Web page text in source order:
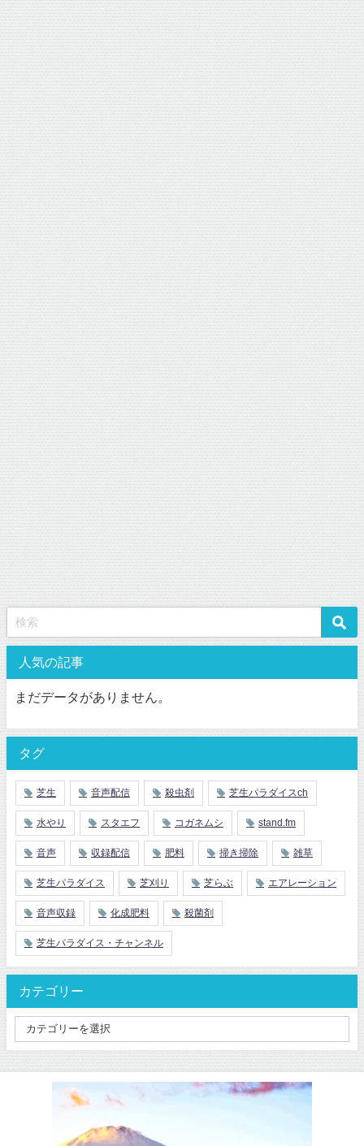
人気の記事
まだデータがありません。
タグ
芝生 音声配信 殺虫剤 芝生パラダイスch
水やり スタエフ コガネムシ stand.fm
音声 収録配信 肥料 掃き掃除 雑草
芝生パラダイス 芝刈り 芝らぶ エアレーション
音声収録 化成肥料 殺菌剤
芝生パラダイス・チャンネル
カテゴリー